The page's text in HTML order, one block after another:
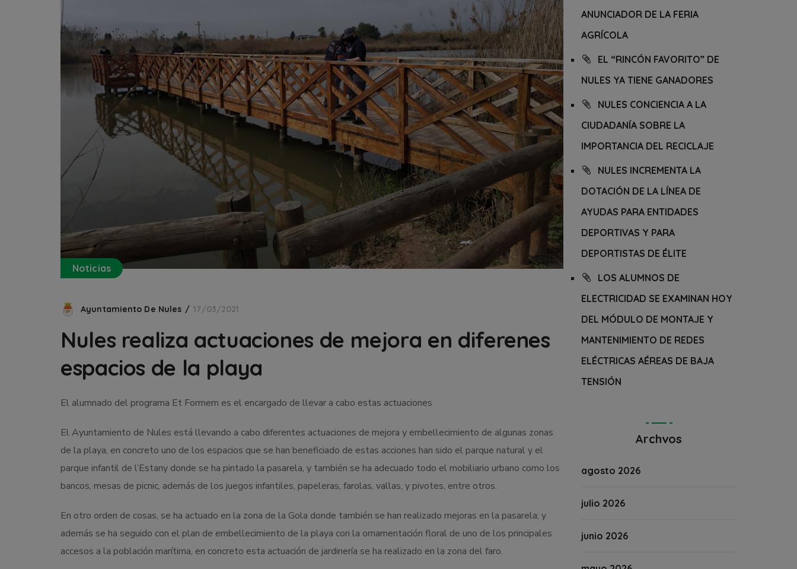
Noticias
Ayuntamiento De Nules 17/03/2021
Nules realiza actuaciones de mejora en diferenes
espacios de la playa
El alumnado del programa Et Formem es el encargado de llevar a cabo estas actuaciones
El Ayuntamiento de Nules está llevando a cabo diferentes actuaciones de mejora y embellecimiento de algunas zonas
de la playa, en concreto uno de los espacios que se han beneficiado de estas acciones han sido el parque natural y el
parque infantil de l’Estany donde se ha pintado la pasarela, y también se ha adecuado todo el mobiliario urbano como los
bancos, mesas de picnic, además de los juegos infantiles, papeleras, farolas, vallas, y pivotes, entre otros.
En otro orden de cosas, se ha actuado en la zona de la Gola donde también se han realizado mejoras en la pasarela; y
además se ha seguido con el plan de embellecimiento de la playa con la ornamentación floral de uno de los principales
accesos a la población marítima, en concreto esta actuación de jardinería se ha realizado en la zona del faro.
ANUNCIADOR DE LA FERIA
AGRÍCOLA
EL “RINCÓN FAVORITO” DE
NULES YA TIENE GANADORES
NULES CONCIENCIA A LA
CIUDADANÍA SOBRE LA
IMPORTANCIA DEL RECICLAJE
NULES INCREMENTA LA
DOTACIÓN DE LA LÍNEA DE
AYUDAS PARA ENTIDADES
DEPORTIVAS Y PARA
DEPORTISTAS DE ÉLITE
LOS ALUMNOS DE
ELECTRICIDAD SE EXAMINAN HOY
DEL MÓDULO DE MONTAJE Y
MANTENIMIENTO DE REDES
ELÉCTRICAS AÉREAS DE BAJA
TENSIÓN
Archvos
agosto 2026
julio 2026
junio 2026